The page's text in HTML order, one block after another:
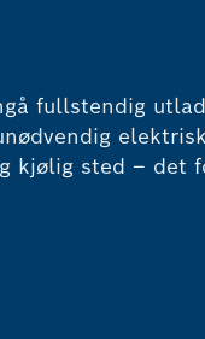
fullstendig
kjølig sted – det